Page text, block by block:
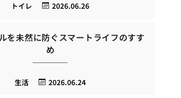
2026.06.26
トイレ
を未然に防ぐスマートライフのすす
め
2026.06.24
生活